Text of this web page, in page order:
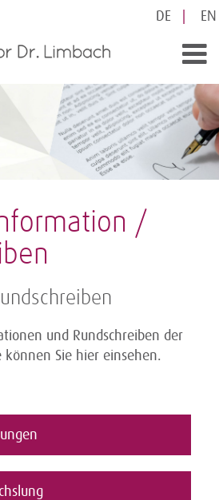
DE EN
/
und Rundschreiben der
Sie hier einsehen.